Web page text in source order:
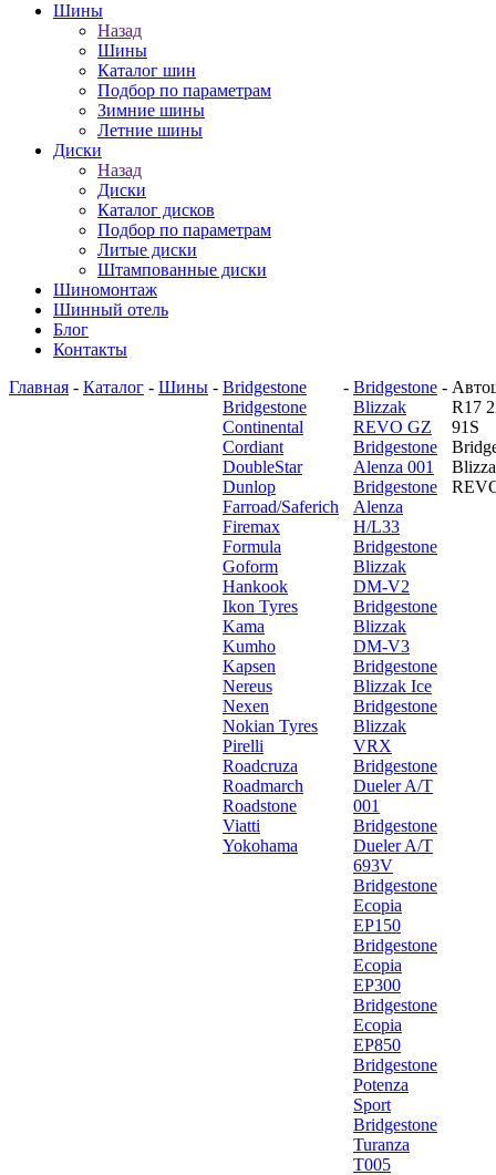
Шины
Назад
Шины
Каталог шин
Подбор по параметрам
Зимние шины
Летние шины
Диски
Назад
Диски
Каталог дисков
Подбор по параметрам
Литые диски
Штампованные диски
Шиномонтаж
Шинный отель
Блог
Контакты
Главная - Каталог - Шины - Bridgestone
Bridgestone
Continental
Cordiant
DoubleStar
Dunlop
Farroad/Saferich
Firemax
Formula
Goform
Hankook
Ikon Tyres
Kama
Kumho
Kapsen
Nereus
Nexen
Nokian Tyres
Pirelli
Roadcruza
Roadmarch
Roadstone
Viatti
Yokohama
- Bridgestone
Blizzak
REVO GZ
Bridgestone
Alenza 001
Bridgestone
Alenza
H/L33
Bridgestone
Blizzak
DM-V2
Bridgestone
Blizzak
DM-V3
Bridgestone
Blizzak Ice
Bridgestone
Blizzak
VRX
Bridgestone
Dueler A/T
001
Bridgestone
Dueler A/T
693V
Bridgestone
Ecopia
EP150
Bridgestone
Ecopia
EP300
Bridgestone
Ecopia
EP850
Bridgestone
Potenza
Sport
Bridgestone
Turanza
T005
-
R17
91S